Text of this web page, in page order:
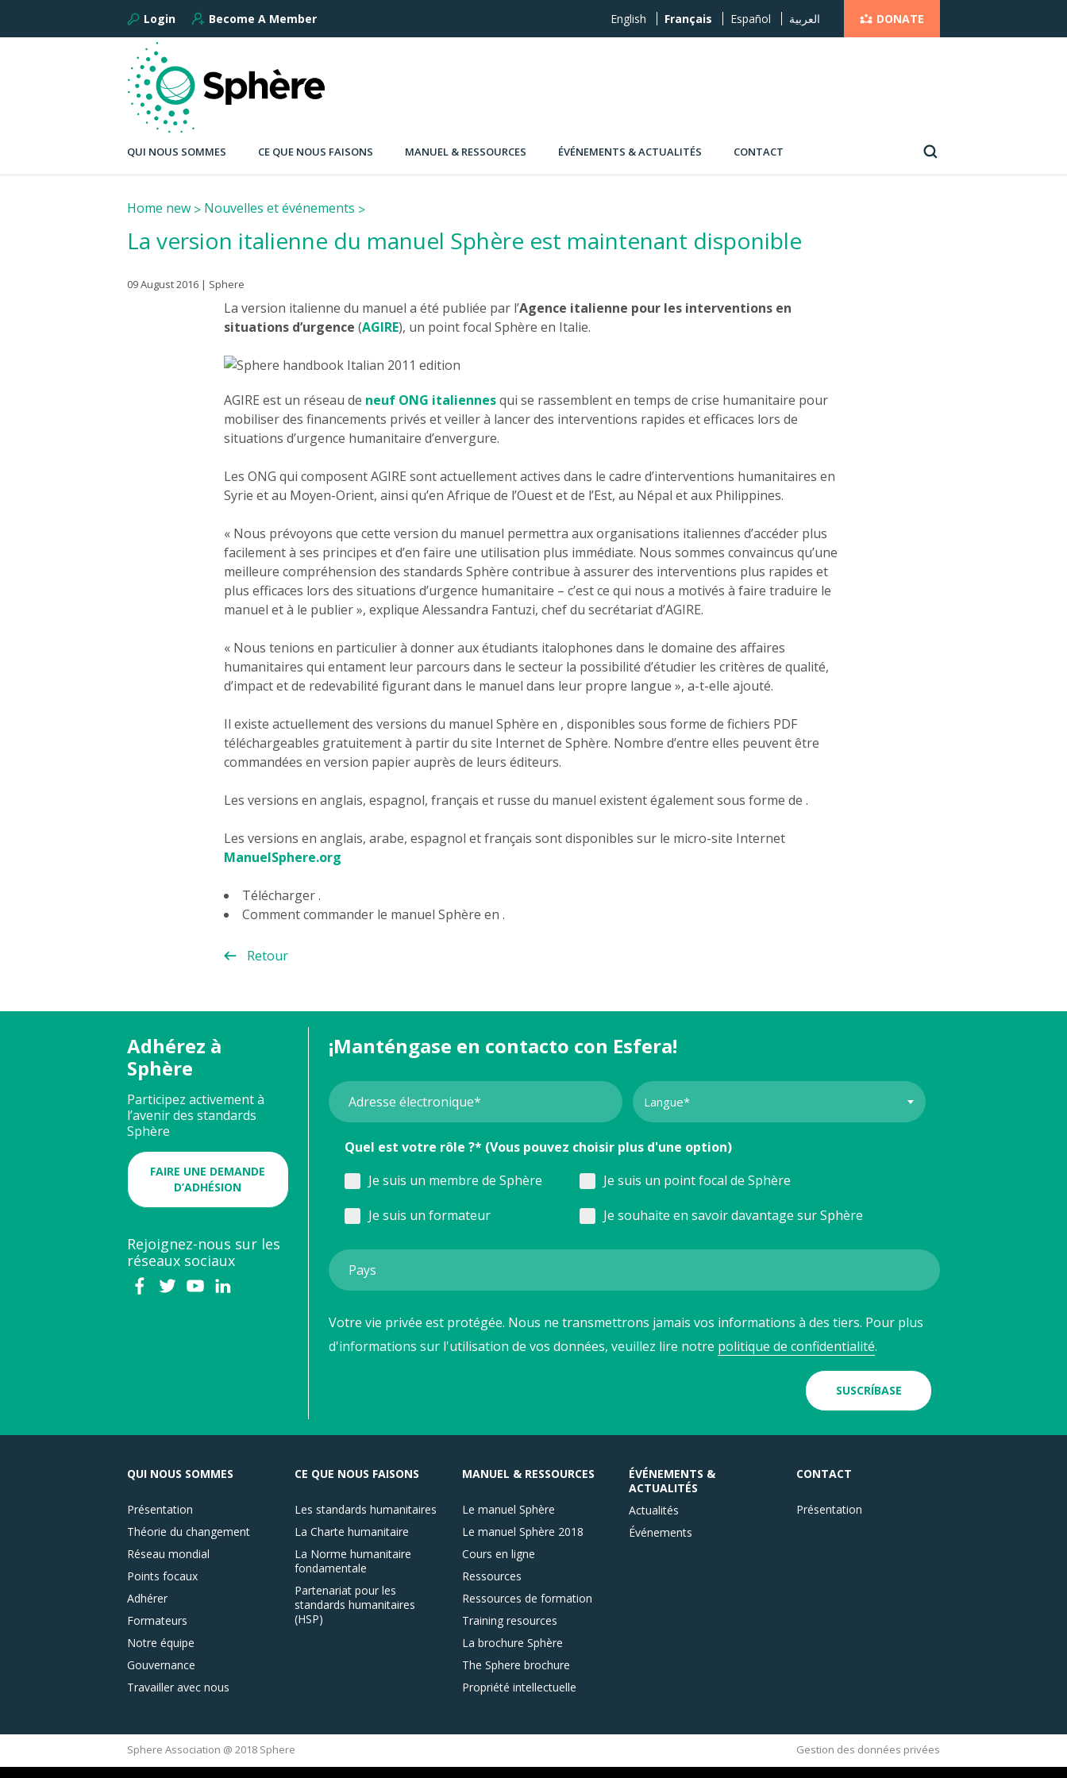
Login Become A Member English Français Español العربية DONATE
QUI NOUS SOMMES CE QUE NOUS FAISONS MANUEL & RESSOURCES ÉVÉNEMENTS & ACTUALITÉS CONTACT
Home new Nouvelles et événements
La version italienne du manuel Sphère est maintenant disponible
09 August 2016 | Sphere
La version italienne du manuel a été publiée par l’Agence italienne pour les interventions en
situations d’urgence (AGIRE), un point focal Sphère en Italie.
AGIRE est un réseau de neuf ONG italiennesqui se rassemblent en temps de crise humanitaire pour
mobiliser des financements privés et veiller à lancer des interventions rapides et efficaces lors de
situations d’urgence humanitaire d’envergure.
Les ONG qui composent AGIRE sont actuellement actives dans le cadre d’interventions humanitaires en
Syrie et au Moyen-Orient, ainsi qu’en Afrique de l’Ouest et de l’Est, au Népal et aux Philippines.
« Nous prévoyons que cette version du manuel permettra aux organisations italiennes d’accéder plus
facilement à ses principes et d’en faire une utilisation plus immédiate. Nous sommes convaincus qu’une
meilleure compréhension des standards Sphère contribue à assurer des interventions plus rapides et
plus efficaces lors des situations d’urgence humanitaire – c’est ce qui nous a motivés à faire traduire le
manuel et à le publier », explique Alessandra Fantuzi, chef du secrétariat d’AGIRE.
« Nous tenions en particulier à donner aux étudiants italophones dans le domaine des affaires
humanitaires qui entament leur parcours dans le secteur la possibilité d’étudier les critères de qualité,
d’impact et de redevabilité figurant dans le manuel dans leur propre langue », a-t-elle ajouté.
Il existe actuellement des versions du manuel Sphère en , disponibles sous forme de fichiers PDF
téléchargeables gratuitement à partir du site Internet de Sphère. Nombre d’entre elles peuvent être
commandées en version papier auprès de leurs éditeurs.
Les versions en anglais, espagnol, français et russe du manuel existent également sous forme de .
Les versions en anglais, arabe, espagnol et français sont disponibles sur le micro-site Internet
ManuelSphere.org
Télécharger .
Comment commander le manuel Sphère en .
Retour
Adhérez à
Sphère
Participez activement à
l’avenir des standards
Sphère
FAIRE UNE DEMANDE
D’ADHÉSION
Rejoignez-nous sur les
réseaux sociaux
¡Manténgase en contacto con Esfera!
Quel est votre rôle ?* (Vous pouvez choisir plus d'une option)
Je suis un membre de Sphère
Je suis un point focal de Sphère
Je suis un formateur
Je souhaite en savoir davantage sur Sphère
Votre vie privée est protégée. Nous ne transmettrons jamais vos informations à des tiers. Pour plus
d'informations sur l'utilisation de vos données, veuillez lire notre politique de confidentialité.
SUSCRÍBASE
QUI NOUS SOMMES
Présentation
Théorie du changement
Réseau mondial
Points focaux
Adhérer
Formateurs
Notre équipe
Gouvernance
Travailler avec nous
CE QUE NOUS FAISONS
Les standards humanitaires
La Charte humanitaire
La Norme humanitaire
fondamentale
Partenariat pour les
standards humanitaires
(HSP)
MANUEL & RESSOURCES
Le manuel Sphère
Le manuel Sphère 2018
Cours en ligne
Ressources
Ressources de formation
Training resources
La brochure Sphère
The Sphere brochure
Propriété intellectuelle
ÉVÉNEMENTS &
ACTUALITÉS
Actualités
Événements
CONTACT
Présentation
Sphere Association @ 2018 Sphere Gestion des données privées